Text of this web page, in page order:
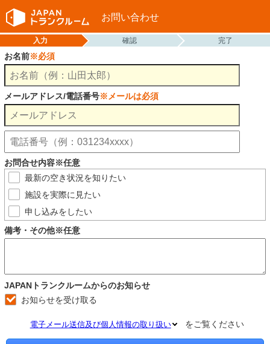
お問い合わせ
入力 確認 完了
お名前※必須
メールアドレス/電話番号※メールは必須
お問合せ内容※任意
最新の空き状況を知りたい
施設を実際に見たい
申し込みをしたい
備考・その他※任意
JAPANトランクルームからのお知らせ
お知らせを受け取る
電子メール送信及び個人情報の取り扱い をご覧ください